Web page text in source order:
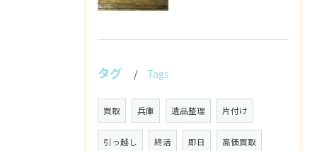
タグ Tags
買取 兵庫 遺品整理 片付け
引っ越し 終活 即日 高価買取